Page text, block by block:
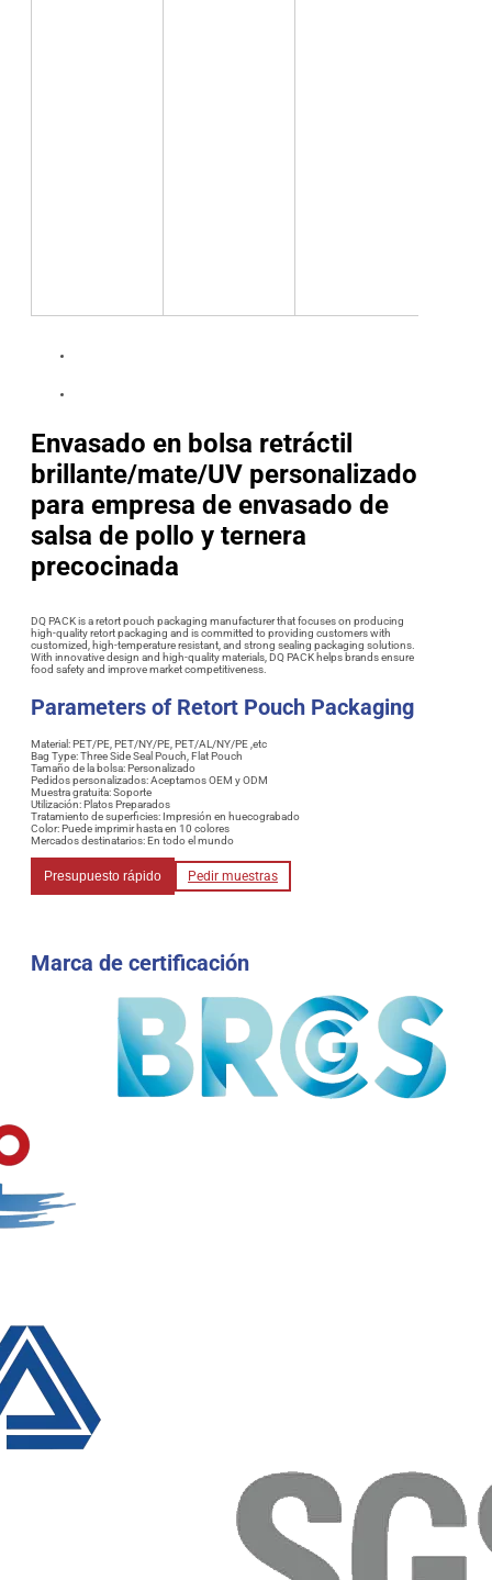
Envasado en bolsa retráctil
brillante/mate/UV personalizado
para empresa de envasado de
salsa de pollo y ternera
precocinada
DQ PACK is a retort pouch packaging manufacturer that focuses on producing
high-quality retort packaging and is committed to providing customers with
customized, high-temperature resistant, and strong sealing packaging solutions.
With innovative design and high-quality materials, DQ PACK helps brands ensure
food safety and improve market competitiveness.
Parameters of Retort Pouch Packaging
Material: PET/PE, PET/NY/PE, PET/AL/NY/PE ,etc
Bag Type: Three Side Seal Pouch, Flat Pouch
Tamaño de la bolsa: Personalizado
Pedidos personalizados: Aceptamos OEM y ODM
Muestra gratuita: Soporte
Utilización: Platos Preparados
Tratamiento de superficies: Impresión en huecograbado
Color: Puede imprimir hasta en 10 colores
Mercados destinatarios: En todo el mundo
Presupuesto rápido Pedir muestras
Marca de certificación